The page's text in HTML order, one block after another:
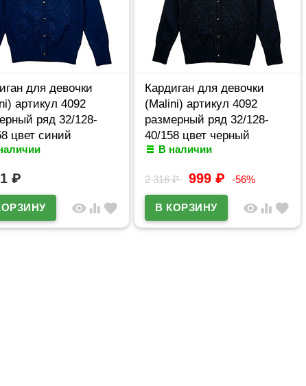
для девочки
артикул 4092
ряд 32/128-
цвет синий
₽
visibility equalizer favorite
Кардиган для девочки
(Malini) артикул 4092
размерный ряд 32/128-
40/158 цвет черный
В наличии
2 316₽ 999₽ -56%
visibility equalizer favorite